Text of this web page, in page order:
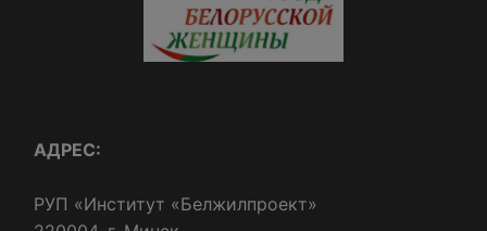
АДРЕС:
РУП «Институт «Белжилпроект»